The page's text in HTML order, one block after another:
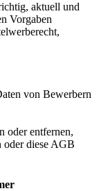
aktuell und
Vorgaben
von Bewerbern
oder entfernen,
oder diese AGB